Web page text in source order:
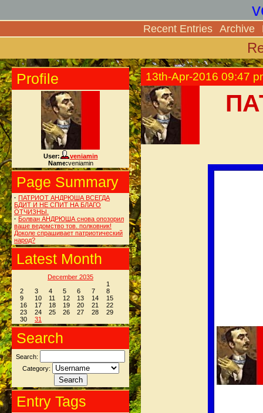
Recent Entries Archive
Profile
User:
veniamin
Name:veniamin
Page Summary
· ПАТРИОТ АНДРЮША ВСЕГДА
БДИТ И НЕ СПИТ НА БЛАГО
ОТЧИЗНЫ.
· Болван АНДРЮША снова опозорил
ваше ведомство тов. полковник!
Доколе спрашивает патриотический
народ?
Latest Month
December 2035
1
2
3 4 5 6 7
8
9
10 11 12 13 14
15
16
17 18 19 20 21
22
23
24 25 26 27 28
29
30
31
Search
Search:
Category:
Entry Tags
13th-Apr-2016 09:47